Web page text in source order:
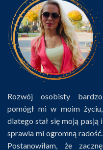
Rozwój osobisty bardzo
pomógł mi w moim życiu,
dlatego stał się moją pasją i
sprawia mi ogromną radość.
Postanowiłam, że zacznę